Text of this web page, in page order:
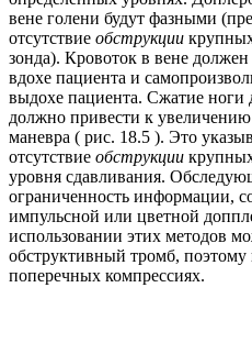
вене голени будут фазными
отсутствие обструкции
зонда). Кровоток в вене
вдохе пациента и
выдохе пациента. Сжатие ноги
должно привести к увеличению
маневра ( рис. 18.5 ). Это
отсутствие обструкции
уровня сдавливания.
ограниченность информации,
импульсной или цветной
использовании этих методов
обструктивный тромб, поэтому
поперечных компрессиях.